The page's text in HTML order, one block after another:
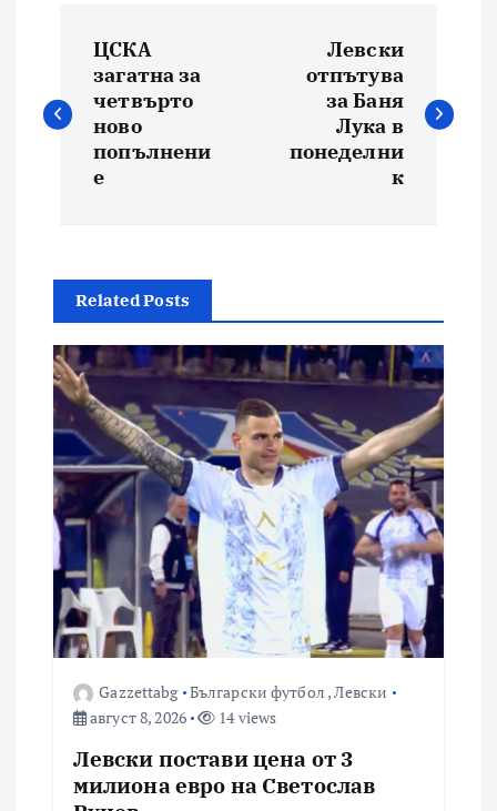
Навигация
ЦСКА
загатна за
четвърто
ново
попълнени
е
Левски
отпътува
за Баня
Лука в
понеделни
к
Related Posts
Gazzettabg Български футбол ,Левски
август 8, 2026
14 views
Левски постави цена от 3
милиона евро на Светослав